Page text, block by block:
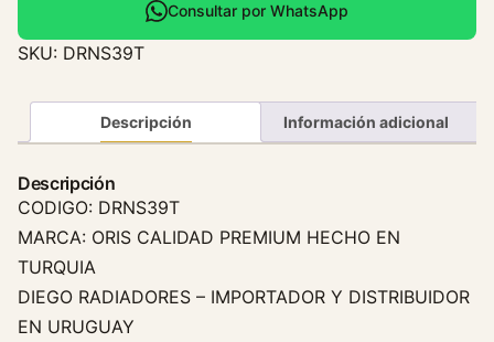
a
d
N
s
s
a
n
D
2
Consultar por WhatsApp
SKU: DRNS39T
Descripción Información adicional
Descripción
CODIGO: DRNS39T
MARCA: ORIS CALIDAD PREMIUM HECHO EN
TURQUIA
DIEGO RADIADORES – IMPORTADOR Y DISTRIBUIDOR
EN URUGUAY